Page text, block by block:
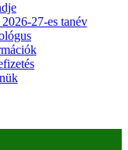
27-es tanév